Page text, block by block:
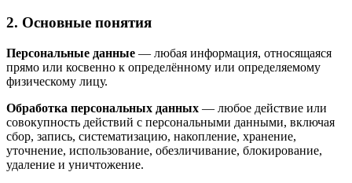
2. Основные понятия
Персональные данные — любая информация, относящаяся
прямо или косвенно к определённому или определяемому
физическому лицу.
Обработка персональных данных — любое действие или
совокупность действий с персональными данными, включая
сбор, запись, систематизацию, накопление, хранение,
уточнение, использование, обезличивание, блокирование,
удаление и уничтожение.